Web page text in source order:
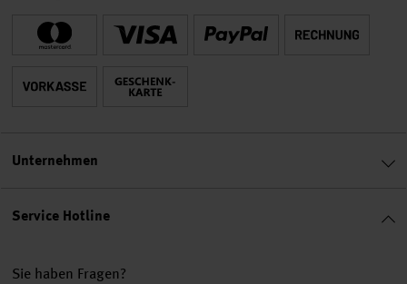
Service Hotline
Sie haben Fragen?
Unternehmen